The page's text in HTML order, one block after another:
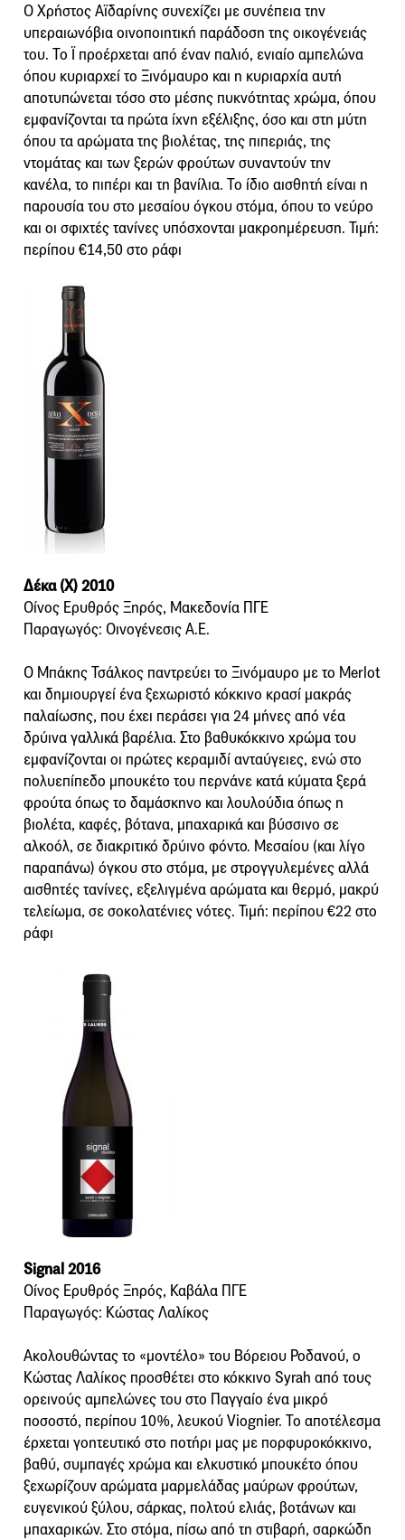
Ο Χρήστος Αϊδαρίνης συνεχίζει με συνέπεια την
υπεραιωνόβια οινοποιητική παράδοση της οικογένειάς
του. Το Ϊ προέρχεται από έναν παλιό, ενιαίο αμπελώνα
όπου κυριαρχεί το Ξινόμαυρο και η κυριαρχία αυτή
αποτυπώνεται τόσο στο μέσης πυκνότητας χρώμα, όπου
εμφανίζονται τα πρώτα ίχνη εξέλιξης, όσο και στη μύτη
όπου τα αρώματα της βιολέτας, της πιπεριάς, της
ντομάτας και των ξερών φρούτων συναντούν την
κανέλα, το πιπέρι και τη βανίλια. Το ίδιο αισθητή είναι η
παρουσία του στο μεσαίου όγκου στόμα, όπου το νεύρο
και οι σφιχτές τανίνες υπόσχονται μακροημέρευση. Τιμή:
περίπου €14,50 στο ράφι
Δέκα (Χ) 2010
Οίνος Ερυθρός Ξηρός, Μακεδονία ΠΓΕ
Παραγωγός: Οινογένεσις Α.Ε.
Ο Μπάκης Τσάλκος παντρεύει το Ξινόμαυρο με το Merlot
και δημιουργεί ένα ξεχωριστό κόκκινο κρασί μακράς
παλαίωσης, που έχει περάσει για 24 μήνες από νέα
δρύινα γαλλικά βαρέλια. Στο βαθυκόκκινο χρώμα του
εμφανίζονται οι πρώτες κεραμιδί ανταύγειες, ενώ στο
πολυεπίπεδο μπουκέτο του περνάνε κατά κύματα ξερά
φρούτα όπως το δαμάσκηνο και λουλούδια όπως η
βιολέτα, καφές, βότανα, μπαχαρικά και βύσσινο σε
αλκοόλ, σε διακριτικό δρύινο φόντο. Μεσαίου (και λίγο
παραπάνω) όγκου στο στόμα, με στρογγυλεμένες αλλά
αισθητές τανίνες, εξελιγμένα αρώματα και θερμό, μακρύ
τελείωμα, σε σοκολατένιες νότες. Τιμή: περίπου €22 στο
ράφι
Signal 2016
Οίνος Ερυθρός Ξηρός, Καβάλα ΠΓΕ
Παραγωγός: Κώστας Λαλίκος
Ακολουθώντας το «μοντέλο» του Βόρειου Ροδανού, ο
Κώστας Λαλίκος προσθέτει στο κόκκινο Syrah από τους
ορεινούς αμπελώνες του στο Παγγαίο ένα μικρό
ποσοστό, περίπου 10%, λευκού Viognier. Το αποτέλεσμα
έρχεται γοητευτικό στο ποτήρι μας με πορφυροκόκκινο,
βαθύ, συμπαγές χρώμα και ελκυστικό μπουκέτο όπου
ξεχωρίζουν αρώματα μαρμελάδας μαύρων φρούτων,
ευγενικού ξύλου, σάρκας, πολτού ελιάς, βοτάνων και
μπαχαρικών. Στο στόμα, πίσω από τη στιβαρή, σαρκώδη